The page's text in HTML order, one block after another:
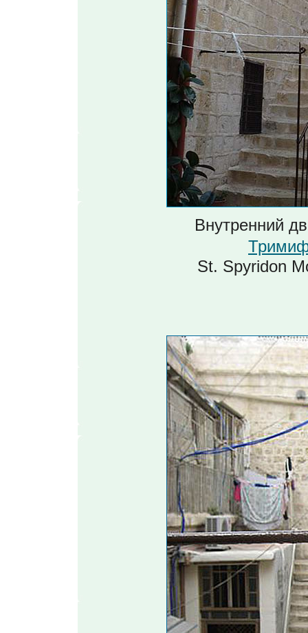
Внутренний
St. Spyridon